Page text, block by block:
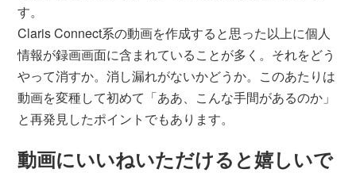
す。
Claris Connect系の動画を作成すると思った以上に個人
情報が録画画面に含まれていることが多く。それをどう
やって消すか。消し漏れがないかどうか。このあたりは
動画を変種して初めて「ああ、こんな手間があるのか」
と再発見したポイントでもあります。
動画にいいねいただけると嬉しいで